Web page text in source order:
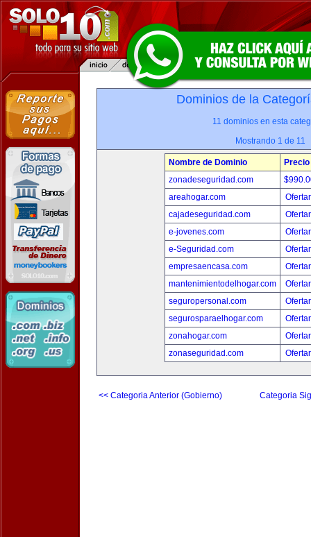
Dominios de la
11 dominios en esta
Mostrando 1 de 11
Nombre de Dominio
Precio
zonadeseguridad.com
areahogar.com
cajadeseguridad.com
e-jovenes.com
e-Seguridad.com
empresaencasa.com
mantenimientodelhogar.com
seguropersonal.com
segurosparaelhogar.com
zonahogar.com
zonaseguridad.com
<< Categoria Anterior (Gobierno) Categoria